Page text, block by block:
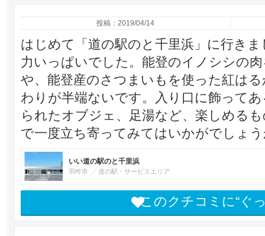
投稿：2019/04/14
はじめて「道の駅のと千里浜」に行き
力いっぱいでした。能登のイノシシの
や、能登産のさつまいもを使った紅は
わりが半端ないです。入り口に飾って
られたオブジェ、足湯など、楽しめる
で一度立ち寄ってみてはいかがでしょ
いい道の駅のと千里浜
羽咋市 道の駅・サービスエリア
このクチコミに“ぐ